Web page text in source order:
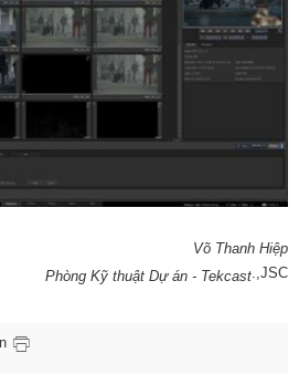
Võ Thanh Hiệp
Phòng Kỹ thuật Dự án - Tekcast .,JSC